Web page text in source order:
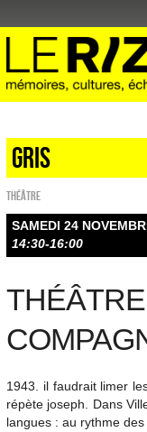
Gris
Théâtre
SAMEDI 24
14:30-16:00
1943. il faudrait limer
répète joseph. Dans
langues : au rythme